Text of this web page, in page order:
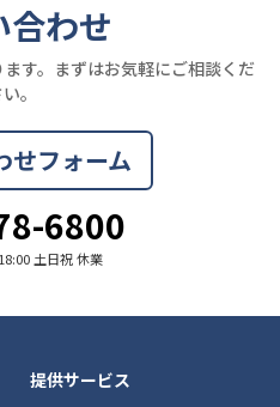
合わせ
す。まずはお気軽にご相談くだ
。
せフォーム
6800
土日祝 休業
提供サービス